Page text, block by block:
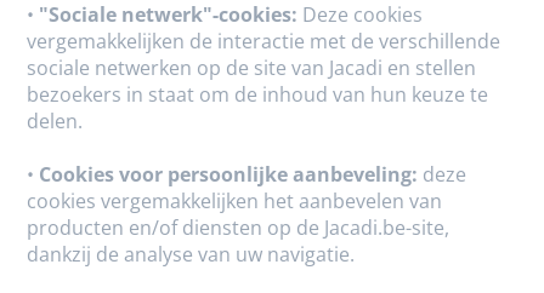
• "Sociale netwerk"-cookies: Deze cookies
vergemakkelijken de interactie met de verschillende
sociale netwerken op de site van Jacadi en stellen
bezoekers in staat om de inhoud van hun keuze te
delen.
• Cookies voor persoonlijke aanbeveling: deze
cookies vergemakkelijken het aanbevelen van
producten en/of diensten op de Jacadi.be-site,
dankzij de analyse van uw navigatie.